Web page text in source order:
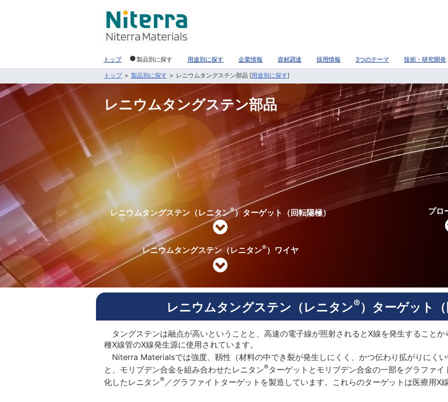
トップ 製品別に探す 用途別に探す 企業情報 資材調達 採用情報 3つのテーマ 技術・研究開発
トップ 製品別に探す レニウムタングステン部品 [用途別に探す]
レニウムタングステン部品
レニウムタングステン（レニタン®）ターゲット（回転陽極） プロ
レニウムタングステン（レニタン®）ワイヤ
レニウムタングステン（レニタン®）ターゲット
タングステンは融点が高いということと、高速の電子線が照射されるとX線を発生すること
種X線管のX線発生源に使用されています。
Niterra Materialsでは強度、靱性（材料の中でき裂が発生しにくく、かつ伝わり拡がりにく
と、モリブデン合金を組み合わせたレニタン®ターゲットとモリブデン合金の一部をグラファ
化したレニタン®／グラファイトターゲットを製造しています。これらのターゲットは医療用X